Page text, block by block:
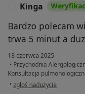
Kinga
Bardzo polecam
trwa 5 minut a
18 czerwca 2025
• Przychodnia
Konsultacja
• w opinii użytkownika Kinga
zgłoś nadużycie